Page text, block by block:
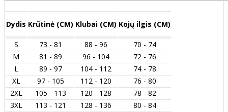
Dydis Krūtinė (CM) Klubai (CM) Kojų ilgis (CM)
S 73 - 81 88 - 96
70 - 74
M
81 - 89 96 - 104
72 - 76
L
89 - 97 104 - 112
74 - 78
XL
97 - 105 112 - 120
76 - 80
2XL
105 - 113 120 - 128
78 - 82
3XL
113 - 121 128 - 136
80 - 84